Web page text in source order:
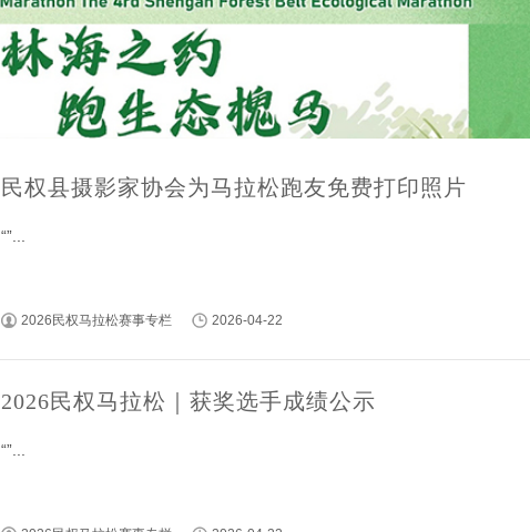
民权县摄影家协会为马拉松跑友免费打印照片
“”...
2026民权马拉松赛事专栏 2026-04-22
2026民权马拉松｜获奖选手成绩公示
“”...